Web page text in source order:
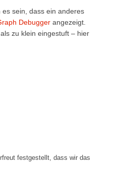
sein, dass ein anderes
Debugger angezeigt.
zu klein eingestuft – hier
festgestellt, dass wir das